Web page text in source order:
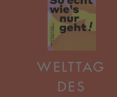
WELTTAG
DES